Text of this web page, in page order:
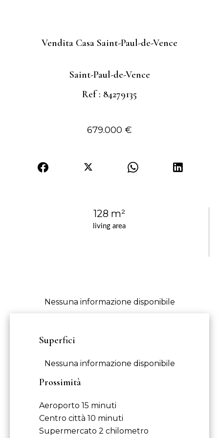
living area
128 m²
Vendita Casa Saint-Paul-de-Vence
Saint-Paul-de-Vence
Ref : 84279135
679.000 €
Nessuna informazione disponibile
Superfici
Nessuna informazione disponibile
Prossimità
Aeroporto 15 minuti
Centro città 10 minuti
Supermercato 2 chilometro